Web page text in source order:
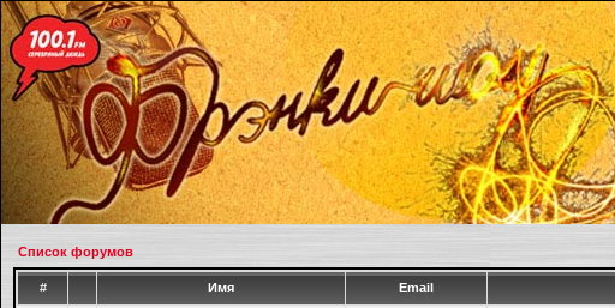
Список форумов
# Имя Email